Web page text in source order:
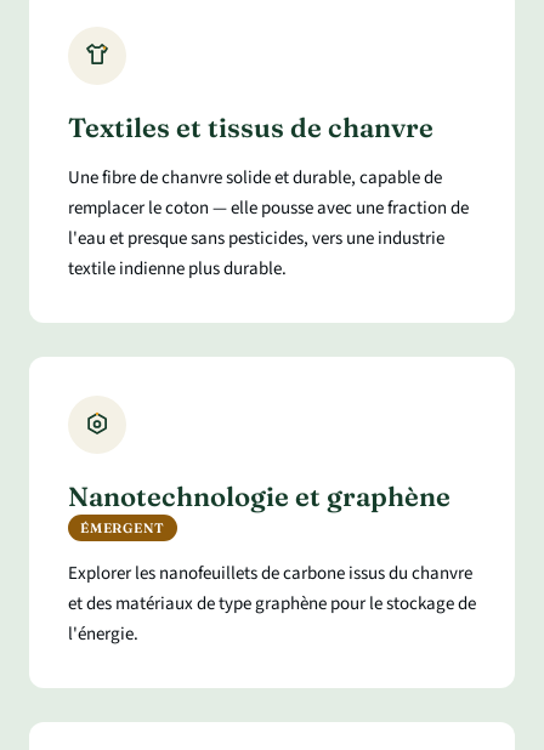
Textiles et tissus de chanvre
Une fibre de chanvre solide et durable, capable de
remplacer le coton — elle pousse avec une fraction de
l'eau et presque sans pesticides, vers une industrie
textile indienne plus durable.
Nanotechnologie et graphène
ÉMERGENT
Explorer les nanofeuillets de carbone issus du chanvre
et des matériaux de type graphène pour le stockage de
l'énergie.